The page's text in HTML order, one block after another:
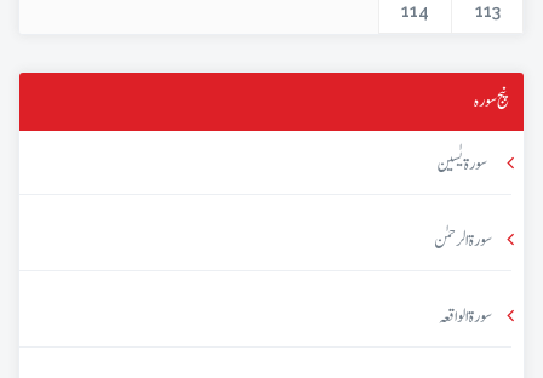
113
114
پنج سورہ
سورۃ یٰسین
سورۃ الرحمٰن
سورۃ الواقعہ